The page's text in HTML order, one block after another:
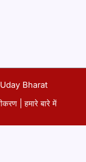
Bharat
|हमारे बारे में